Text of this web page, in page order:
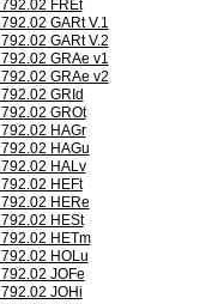
792.02 FREt
792.02 GARt V.1
792.02 GARt V.2
792.02 GRAe v1
792.02 GRAe v2
792.02 GRId
792.02 GROt
792.02 HAGr
792.02 HAGu
792.02 HALv
792.02 HEFt
792.02 HERe
792.02 HESt
792.02 HETm
792.02 HOLu
792.02 JOFe
792.02 JOHi